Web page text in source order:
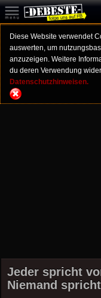
Diese Website verwendet
auswerten, um
anzuzeigen. Weitere
du deren Verwendung
Datenschutzhinweisen.
Jeder spricht
Niemand